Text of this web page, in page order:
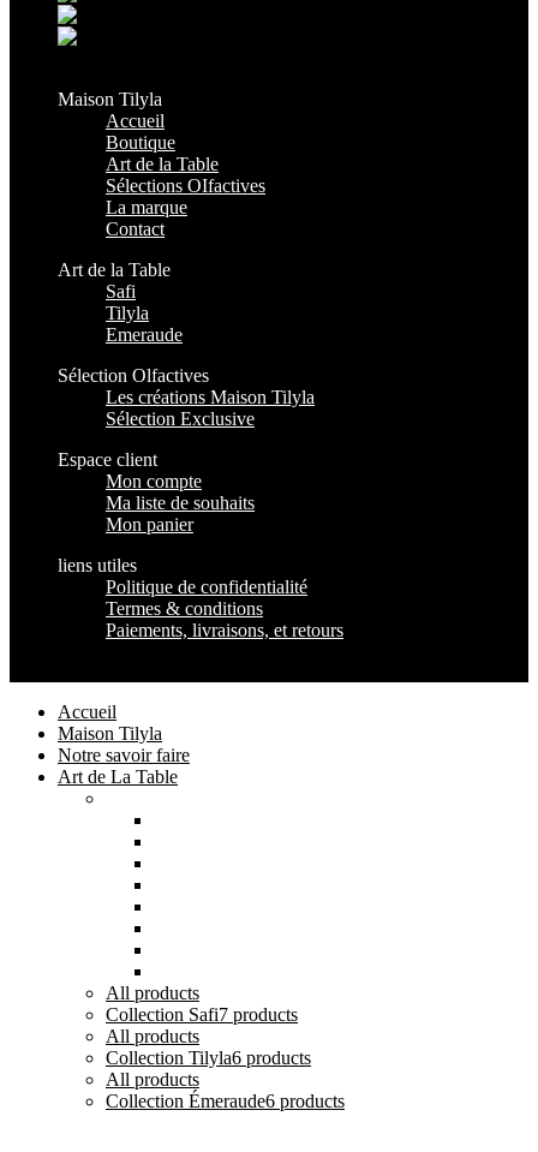
Maison Tilyla
Accueil
Boutique
Art de la Table
Sélections OIfactives
La marque
Contact
Art de la Table
Safi
Tilyla
Emeraude
Sélection Olfactives
Les créations Maison Tilyla
Sélection Exclusive
Espace client
Mon compte
Ma liste de souhaits
Mon panier
liens utiles
Politique de confidentialité
Termes & conditions
Paiements, livraisons, et retours
Accueil
Maison Tilyla
Notre savoir faire
Art de La Table
All products
Collection Safi7 products
All products
Collection Tilyla6 products
All products
Collection Émeraude6 products